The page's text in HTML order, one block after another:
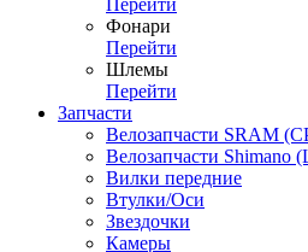
Перейти
Фонари
Перейти
Шлемы
Перейти
Запчасти
Велозапчасти SRAM
Велозапчасти Shimano
Вилки передние
Втулки/Оси
Звездочки
Камеры